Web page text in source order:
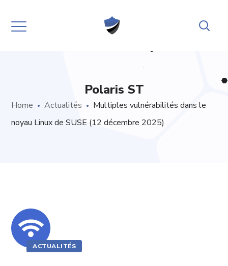
Polaris ST
Home Actualités
Multiples vulnérabilités dans le
noyau Linux de SUSE (12 décembre 2025)
ACTUALITÉS